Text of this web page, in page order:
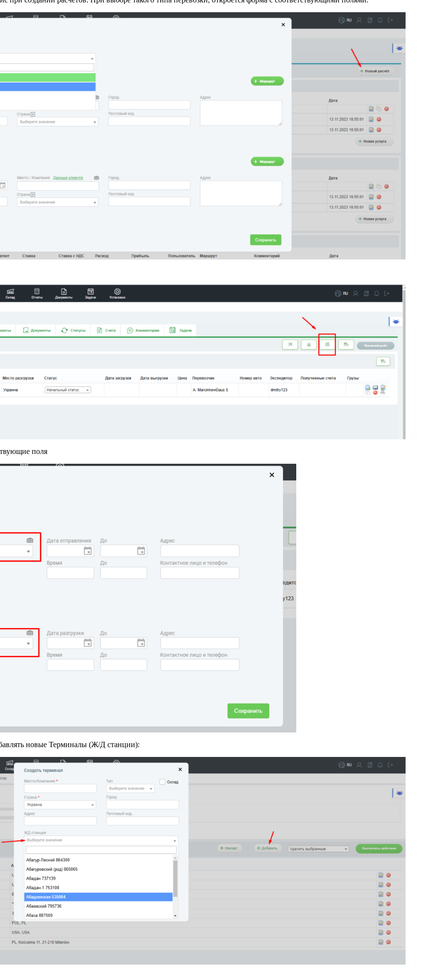
поля
новые Терминалы (Ж/Д станции):